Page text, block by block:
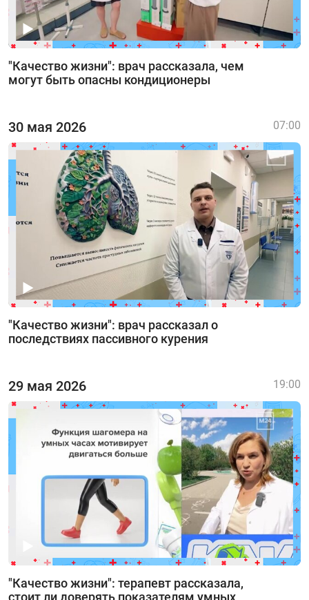
"Качество жизни": врач рассказала, чем
могут быть опасны кондиционеры
30 мая 2026
"Качество жизни": врач рассказал о
последствиях пассивного курения
07:00
29 мая 2026
"Качество жизни": терапевт рассказала,
стоит ли доверять показателям умных
19:00